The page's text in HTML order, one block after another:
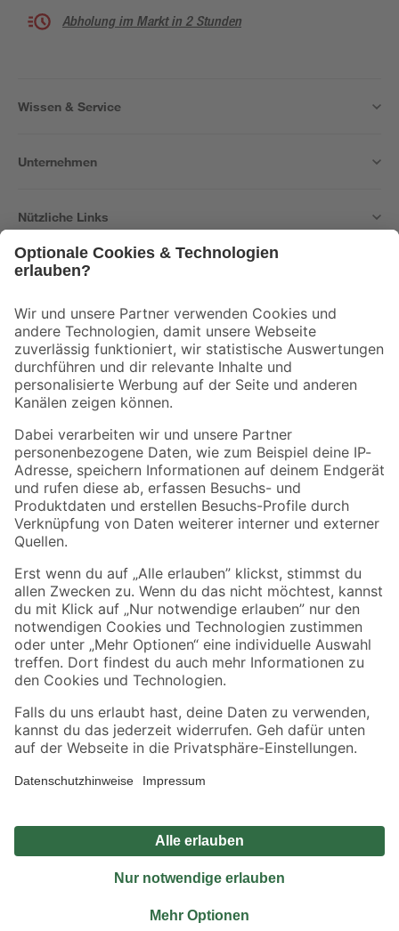
Abholung im Markt in 2 Stunden
Wissen & Service
Unternehmen
Nützliche Links
Der toom Newsletter: Keine Angebote und Aktionen mehr verpassen!
Zur Newsletter Anmeldung
Folge uns
Zahlungsarten Versandarten
Sicher einkaufen
Jetzt die toom-App herunterladen
Alle Preisangaben in EUR inkl. gesetzl. MwSt.. Die dargestellten Angebote sind unter
Umständen nicht in allen Märkten verfügbar. Die angegebenen Verfügbarkeiten beziehen
Produkte nur solange der Vorrat reicht.
*Paketversand ab 59 € versandkostenfrei, gilt nicht für Artikel mit Speditionsversand, hier
Privatsphäre Impressum
Nutzungsbedingungen
Widerrufsrecht
Vertrag widerrufen
© 2026 toom Baumarkt GmbH